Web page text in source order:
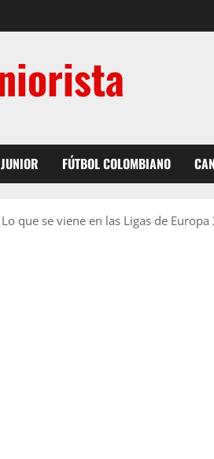
JUNIOR FÚTBOL COLOMBIANO
Lo que se viene en las Ligas de